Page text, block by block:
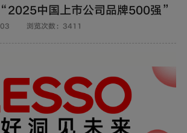
中国上市公司品牌500强”
浏览次数：3411